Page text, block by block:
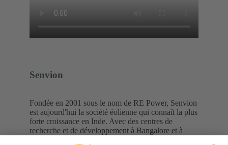
Senvion
Fondée en 2001 sous le nom de RE Power, Senvion
est aujourd'hui la société éolienne qui connaît la plus
forte croissance en Inde. Avec des centres de
recherche et de développement à Bangalore et à